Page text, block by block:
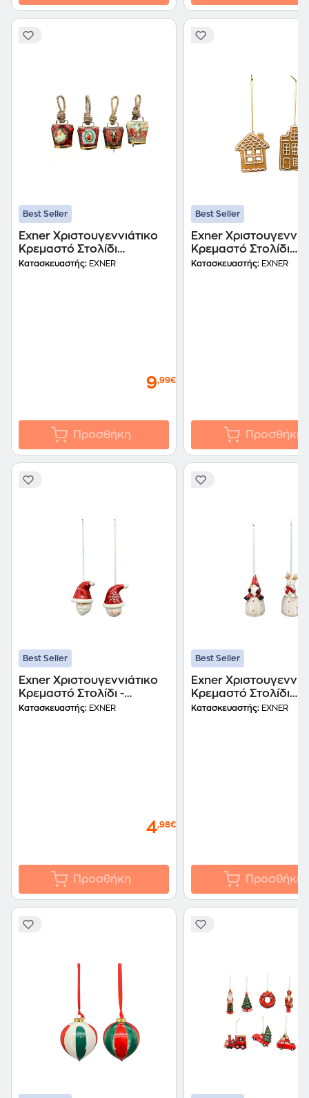
Best Seller
Exner Χριστουγεννιάτικο
Κρεμαστό Στολίδι
Μεταλλικό - Κουδούνα
Κατασκευαστής: EXNER
9,99€
Προσθήκη
Best Seller
Exner
Κρεμαστό Στολίδι
Κεραμικό - Μπισκότο
Κατασκευαστής: EXNER
Προσθήκη
Best Seller
Exner Χριστουγεννιάτικο
Κρεμαστό Στολίδι -
Κεφαλάκι με Santa
Κατασκευαστής: EXNER
4,98€
Προσθήκη
Best Seller
Exner
Κρεμαστό Στολίδι
Κεραμικό -
Κατασκευαστής: EXNER
Προσθήκη